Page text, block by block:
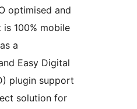
optimised and
100% mobile
a
Easy Digital
plugin support
solution for